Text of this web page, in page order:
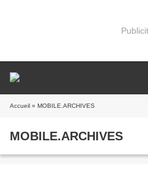
Accueil » MOBILE.ARCHIVES
MOBILE.ARCHIVES